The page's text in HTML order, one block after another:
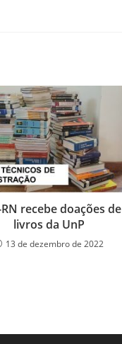
RN recebe doações de
livros da UnP
13 de dezembro de 2022